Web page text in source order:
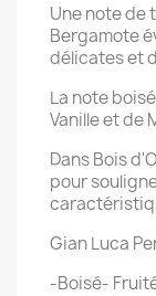
Une note de
Bergamote
délicates et
La note
Vanille et de
Dans Bois
pour
Gian Luca
-Boisé-